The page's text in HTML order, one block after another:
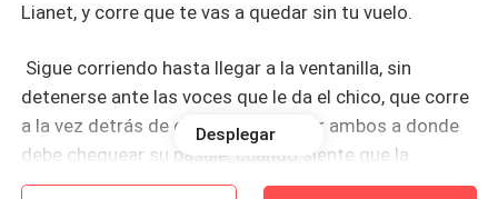
Lianet, y corre que te vas a quedar sin tu vuelo.
Sigue corriendo hasta llegar a la ventanilla, sin
detenerse ante las voces que le da el chico, que corre
a la vez detrás de ella, para ir a parar ambos a donde
debe chequear su pasaje, cuando siente que la
atrapan por detrás se gira y le da un bofetón al joven.
Desplegar